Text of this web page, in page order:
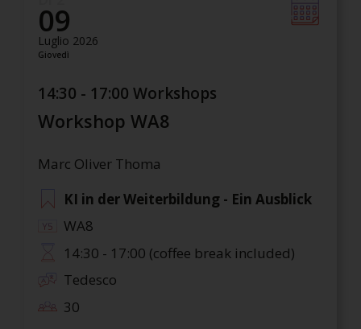
09
Luglio 2026
Giovedì
14:30 - 17:00 Workshops
Workshop WA8
Marc Oliver Thoma
KI in der Weiterbildung - Ein Ausblick
WA8
14:30 - 17:00 (coffee break included)
Tedesco
30